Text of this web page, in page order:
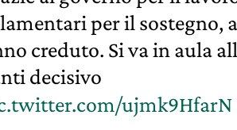
per il sostegno,
creduto. Si va in aula
decisivo
ujmk9HfarN